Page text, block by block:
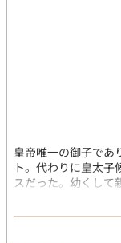
皇帝唯一の御子であ
ト。代わりに皇太
スだった。幼くして
たライナスを、エ
スもまたエル兄様と
太子に。あとはラ